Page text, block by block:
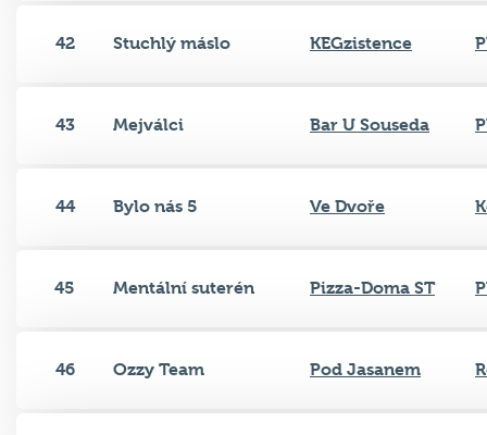
42 Stuchlý máslo KEGzistence
43 Mejválci Bar U Souseda
44 Bylo nás 5 Ve Dvoře
45 Mentální suterén Pizza-Doma ST
46 Ozzy Team Pod Jasanem